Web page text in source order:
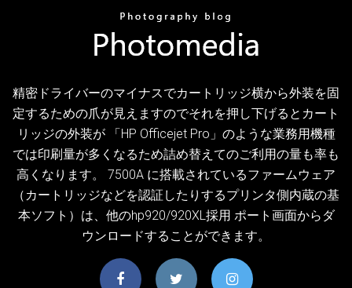
精密ドライバーのマイナスでカートリッジ横から外装を固
定するための爪が見えますのでそれを押し下げるとカート
リッジの外装が 「HP Officejet Pro」のような業務用機種
では印刷量が多くなるため詰め替えてのご利用の量も率も
高くなります。 7500A に搭載されているファームウェア
（カートリッジなどを認証したりするプリンタ側内蔵の基
本ソフト）は、他のhp920/920XL採用 ポート画面からダ
ウンロードすることができます。